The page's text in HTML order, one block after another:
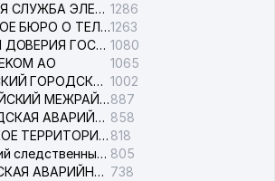
АВАРИЙНАЯ СЛУЖБА ЭЛЕКТРОСЕТИ ТАШКЕНТСКОГО РАЙОНА 1286
СПРАВОЧНОЕ БЮРО О ТЕЛЕФОНАХ ОРГАНИЗАЦИЙ г. ТАШКЕНТА1263
ТЕЛЕФОНЫ ДОВЕРИЯ ГОСУДАРСТВЕННОГО ЦЕНТРА ТЕСТИРОВАНИЯ 1080
АО
1065
ТАШКЕНТСКИЙ ГОРОДСКОЙ СУД ПО ГРАЖДАНСКИМ ДЕЛАМ 1002
ЯККАСАРАЙСКИЙ МЕЖРАЙОННЫЙ СУД ПО ГРАЖДАНСКИМ ДЕЛАМ887
ЮНУСАБАДСКАЯ АВАРИЙНАЯ СЛУЖБА ЭЛЕКТРОСЕТИ 858
НАВОИЙСКОЕ ТЕРРИТОРИАЛЬНОЕ ПРЕДПРИЯТИЕ ЭЛЕКТРОСЕТИ АО 818
Ташкентский следственный изолятор 805
СЕРГЕЛИЙСКАЯ АВАРИЙНАЯ СЛУЖБА ЭЛЕКТРОСЕТИ 738